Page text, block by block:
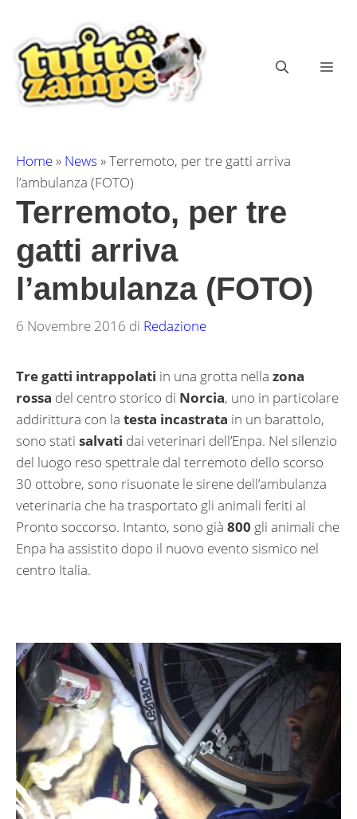
contenuto
Home» News »Terremoto, per tre gatti arriva
l’ambulanza (FOTO)
Terremoto, per tre
gatti arriva
l’ambulanza (FOTO)
6 Novembre 2016 di Redazione
Tre gatti intrappolati in una grotta nella zona
rossa del centro storico di Norcia, uno in particolare
addirittura con la testa incastrata in un barattolo,
sono stati salvati dai veterinari dell’Enpa. Nel silenzio
del luogo reso spettrale dal terremoto dello scorso
30 ottobre, sono risuonate le sirene dell’ambulanza
veterinaria che ha trasportato gli animali feriti al
Pronto soccorso. Intanto, sono già 800 gli animali che
Enpa ha assistito dopo il nuovo evento sismico nel
centro Italia.